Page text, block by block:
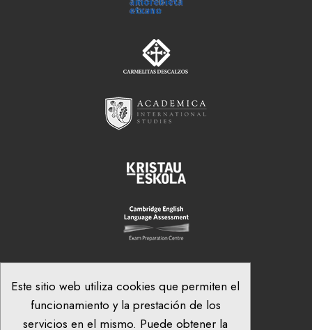
Este sitio web utiliza cookies que permiten el
funcionamiento y la prestación de los
servicios en el mismo. Puede obtener la